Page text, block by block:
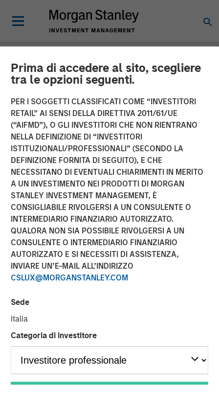
Prima di accedere al sito, scegliere
tra le opzioni seguenti.
PER I SOGGETTI CLASSIFICATI COME “INVESTITORI
RETAIL” AI SENSI DELLA DIRETTIVA 2011/61/UE
(“AIFMD”), O GLI INVESTITORI CHE NON RIENTRANO
NELLA DEFINIZIONE DI “INVESTITORI
ISTITUZIONALI/PROFESSIONALI” (SECONDO LA
DEFINIZIONE FORNITA DI SEGUITO), E CHE
NECESSITANO DI EVENTUALI CHIARIMENTI IN MERITO
A UN INVESTIMENTO NEI PRODOTTI DI MORGAN
STANLEY INVESTMENT MANAGEMENT, È
CONSIGLIABILE RIVOLGERSI A UN CONSULENTE O
INTERMEDIARIO FINANZIARIO AUTORIZZATO.
QUALORA NON SIA POSSIBILE RIVOLGERSI A UN
CONSULENTE O INTERMEDIARIO FINANZIARIO
AUTORIZZATO E SI NECESSITI DI ASSISTENZA,
INVIARE UN’E-MAIL ALL’INDIRIZZO
CSLUX@MORGANSTANLEY.COM
Sede
Italia
Categoria di investitore
NEWSROOM
Morgan Stanley Private
Credit Leads Strategic
Growth Capital Investment
In Guardian Dentistry
Partners
Financing aimed at accelerating growth and expanding
geographical reach
06 MAGGIO 2024
NEW YORK – May 06, 2024 9:00 AM EDT
Morgan Stanley Private Credit (“MSPC”) announced today
that several of its investment funds have led a growth
capital investment intoGuardian Dentistry Partners
(“GDP” or “Guardian”). Prudential Private Capital also